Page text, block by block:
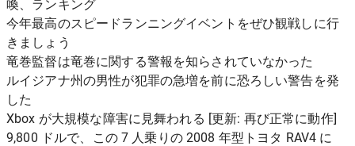
喚、ランキング
今年最高のスピードランニングイベントをぜひ観戦しに行
きましょう
竜巻監督は竜巻に関する警報を知らされていなかった
ルイジアナ州の男性が犯罪の急増を前に恐ろしい警告を発
した
Xbox が大規模な障害に見舞われる [更新: 再び正常に動作]
9,800 ドルで、この 7 人乗りの 2008 年型トヨタ RAV4 に